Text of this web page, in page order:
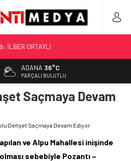
İLBER ORTAYLI
MEZARI NEREDE?!!!”
Pozantı Akçatekir Yaylası
Buzdolabı Uyarısı
Adana’da Web Tasarımın Öncüsü GZR
ADANA 36°C
PARÇALI BULUTLU
Saçmaya Devam
Dehşet Saçmaya Devam Ediyor
ve Alpu Mahallesi inişinde
sebebiyle Pozantı –